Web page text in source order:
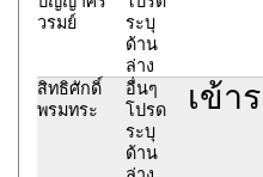
วรมย์
ระบุ
ด้าน
ล่าง
สิทธิศักดิ์
พรมทระ
อื่นๆ
โปรด
ระบุ
ด้าน
เข้า